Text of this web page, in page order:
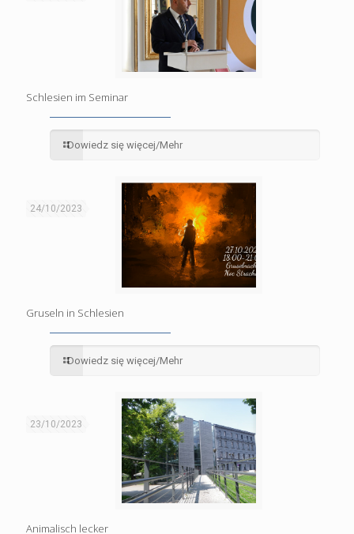
Schlesien im Seminar
Dowiedz się więcej/Mehr
24/10/2023
Gruseln in Schlesien
Dowiedz się więcej/Mehr
23/10/2023
Animalisch lecker